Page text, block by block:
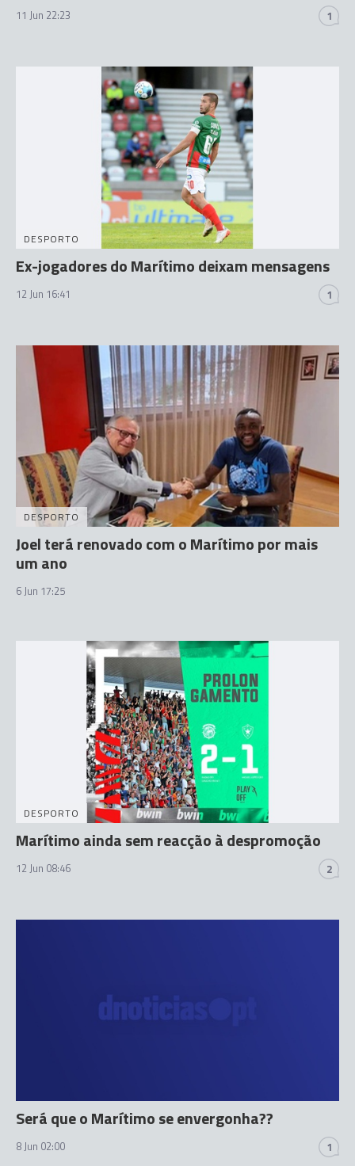
11 Jun 22:23 1
DESPORTO
Ex-jogadores do Marítimo deixam mensagens
12 Jun 16:41 1
DESPORTO
Joel terá renovado com o Marítimo por mais
um ano
6 Jun 17:25
DESPORTO
Marítimo ainda sem reacção à despromoção
12 Jun 08:46 2
Será que o Marítimo se envergonha??
8 Jun 02:00 1